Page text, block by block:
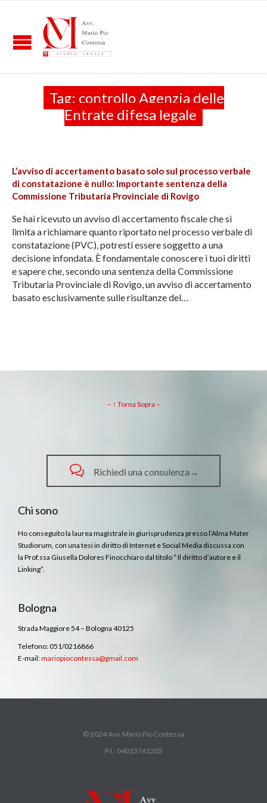
Tag: controllo Agenzia delle
Entrate difesa legale
L’avviso di accertamento basato solo sul processo verbale
di constatazione è nullo: Importante sentenza della
Commissione Tributaria Provinciale di Rovigo
Se hai ricevuto un avviso di accertamento fiscale che si
limita a richiamare quanto riportato nel processo verbale di
constatazione (PVC), potresti essere soggetto a una
decisione infondata. È fondamentale conoscere i tuoi diritti
e sapere che, secondo una sentenza della Commissione
Tributaria Provinciale di Rovigo, un avviso di accertamento
basato esclusivamente sulle risultanze del…
– ↑ Torna Sopra –
 Richiedi una consulenza→
Chi sono
Ho conseguito la laurea magistrale in giurisprudenza presso l’Alma Mater
Studiorum, con una tesi in diritto di Internet e Social Media discussa con
la Prof.ssa Giusella Dolores Finocchiaro dal titolo ” Il diritto d’autore e il
Linking”.
Bologna
Strada Maggiore 54 – Bologna 40125
Telefono: 051/0216866
E-mail:mariopiocontessa@gmail.com
© 2024 Avv. Mario Pio Contessa
P.I.: 04013761202